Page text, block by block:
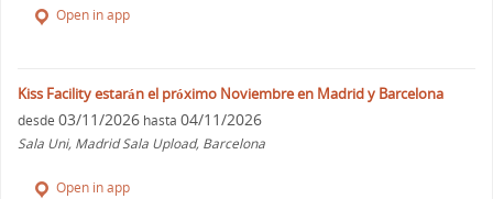
Open in app
Kiss Facility estarán el próximo Noviembre en Madrid y Barcelona
desde 03/11/2026 hasta 04/11/2026
Sala Uni, Madrid Sala Upload, Barcelona
Open in app